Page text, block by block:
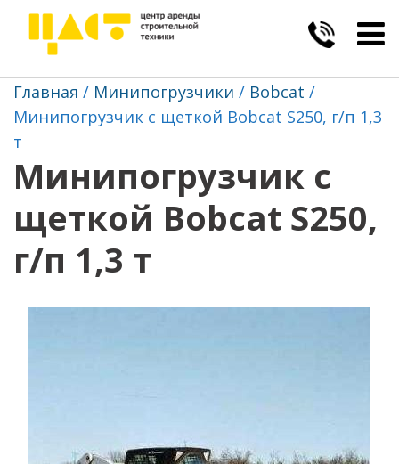
Главная Минипогрузчики
Bobcat
Минипогрузчик с щеткой Bobcat S250, г/п 1,3
т
Минипогрузчик с
щеткой Bobcat S250,
г/п 1,3 т